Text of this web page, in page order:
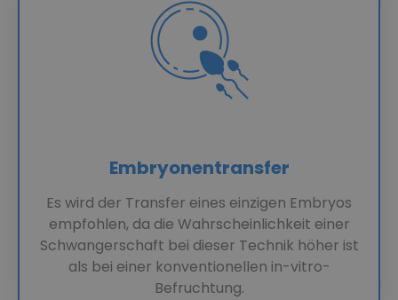
Embryonentransfer
Es wird der Transfer eines einzigen Embryos
empfohlen, da die Wahrscheinlichkeit einer
Schwangerschaft bei dieser Technik höher ist
als bei einer konventionellen in-vitro-
Befruchtung.